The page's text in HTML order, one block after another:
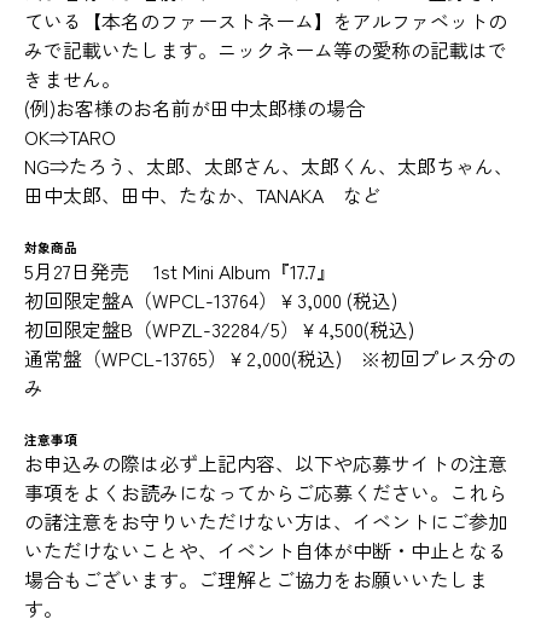
ている【本名のファーストネーム】をアルファベットの
みで記載いたします。ニックネーム等の愛称の記載はで
きません。
(例)お客様のお名前が田中太郎様の場合
OK⇒TARO
NG⇒たろう、太郎、太郎さん、太郎くん、太郎ちゃん、
田中太郎、田中、たなか、TANAKA など
対象商品
5月27日発売 1st Mini Album『17.7』
初回限定盤A（WPCL-13764）￥3,000 (税込)
初回限定盤B（WPZL-32284/5）￥4,500(税込)
通常盤（WPCL-13765）￥2,000(税込) ※初回プレス分の
み
注意事項
お申込みの際は必ず上記内容、以下や応募サイトの注意
事項をよくお読みになってからご応募ください。これら
の諸注意をお守りいただけない方は、イベントにご参加
いただけないことや、イベント自体が中断・中止となる
場合もございます。ご理解とご協力をお願いいたしま
す。